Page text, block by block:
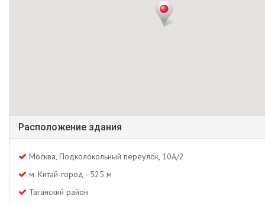
Расположение здания
Москва, Подколокольный переулок, 10А/2
м. Китай-город - 525 м
Таганский район